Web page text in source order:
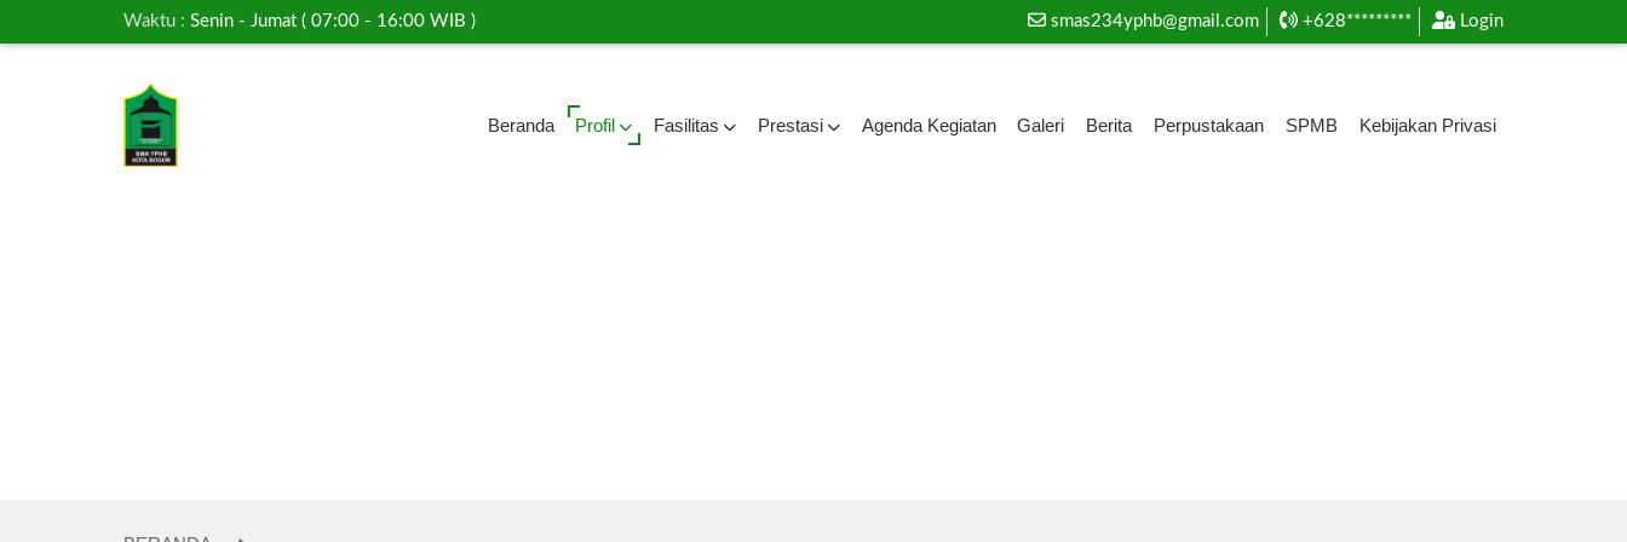
Waktu : Senin - Jumat ( 07:00 - 16:00 WIB ) smas234yphb@gmail.com +628********* Login
Beranda Profil Fasilitas Prestasi Agenda Kegiatan Galeri Berita Perpustakaan SPMB Kebijakan Privasi